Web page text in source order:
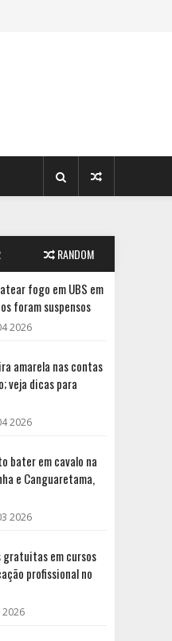
RANDOM
fogo em UBS em
foram suspensos
2026
amarela nas contas
veja dicas para
2026
bater em cavalo na
e Canguaretama,
2026
gratuitas em cursos
profissional no
2026